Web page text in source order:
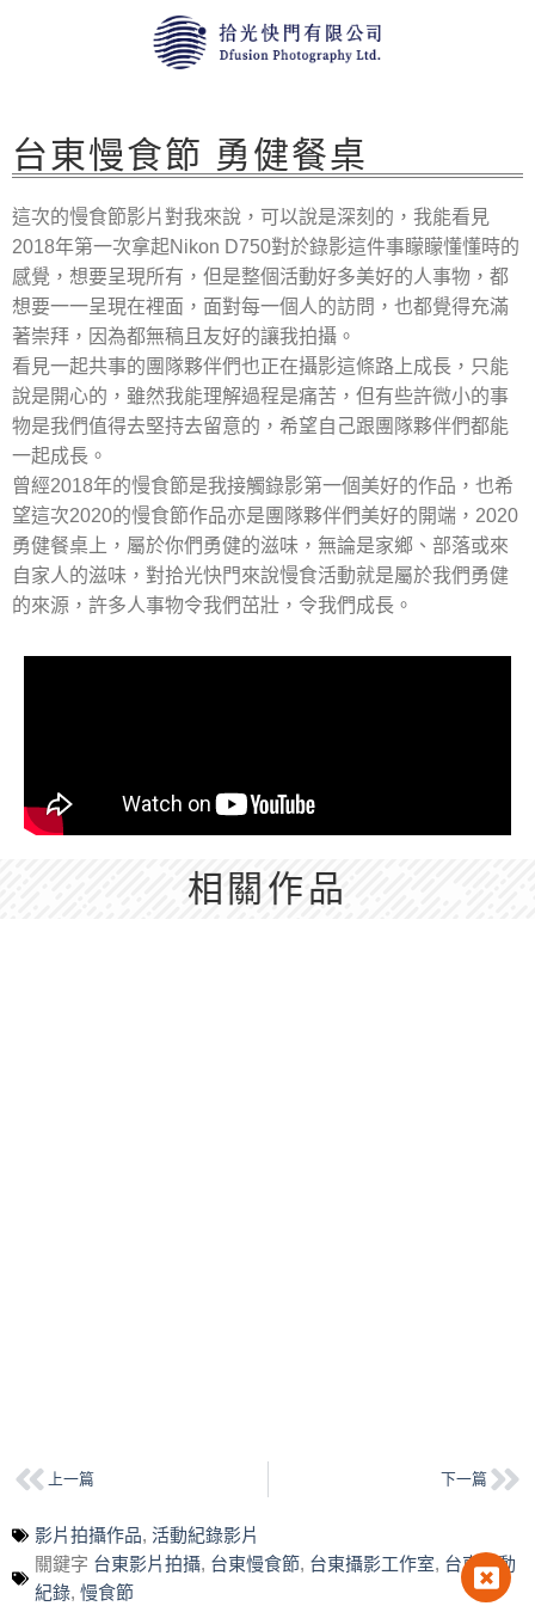
台東慢食節 勇健餐桌
這次的慢食節影片對我來說，可以說是深刻的，我能看見
2018年第一次拿起Nikon D750對於錄影這件事矇矇懂懂時的
感覺，想要呈現所有，但是整個活動好多美好的人事物，都
想要一一呈現在裡面，面對每一個人的訪問，也都覺得充滿
著崇拜，因為都無稿且友好的讓我拍攝。
看見一起共事的團隊夥伴們也正在攝影這條路上成長，只能
說是開心的，雖然我能理解過程是痛苦，但有些許微小的事
物是我們值得去堅持去留意的，希望自己跟團隊夥伴們都能
一起成長。
曾經2018年的慢食節是我接觸錄影第一個美好的作品，也希
望這次2020的慢食節作品亦是團隊夥伴們美好的開端，2020
勇健餐桌上，屬於你們勇健的滋味，無論是家鄉、部落或來
自家人的滋味，對拾光快門來說慢食活動就是屬於我們勇健
的來源，許多人事物令我們茁壯，令我們成長。
相關作品
上一篇 下一篇
影片拍攝作品, 活動紀錄影片
關鍵字 台東影片拍攝, 台東慢食節, 台東攝影工作室, 台東活動
紀錄, 慢食節